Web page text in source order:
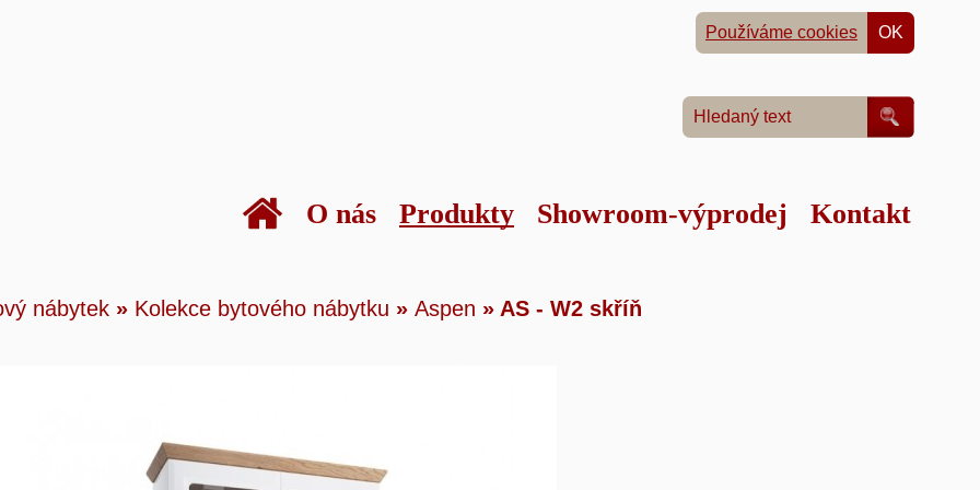
Používáme cookies OK
O nás Produkty Showroom-výprodej Kontakt
nábytek » Kolekce bytového nábytku » Aspen »AS - W2 skříň
» Bytový nábytek » Kolekce bytového nábytku »
»AS - W2 skříň